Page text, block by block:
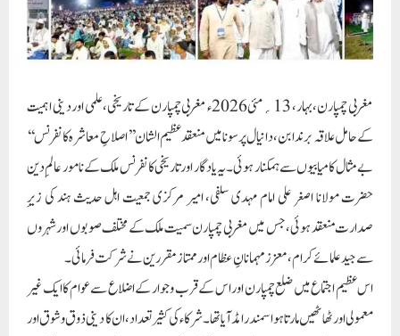
مغربی چمپارن، بہار، 13؍مئی 2026ء مغربی چمپارن کے تاریخی، علمی اور دینی اہمیت
کے حامل علاقہ برندابن، دانیال پرسونا میں منعقد عظیم الشان ’’اصلاحِ معاشرہ کانفرنس‘‘
بے مثال کامیابیوں سے ہمکنار ہوئی۔ یہ یادگار اور تاریخی کانفرنس ملک کے نامور عالمِ دین
حضرت مولانا اصغر علی امام مہدی سلفی، امیر مرکزی جمعیت اہل حدیث ہند کی زیرِ
صدارت منعقد ہوئی، جس میں مغربی چمپارن سمیت ملک کے مختلف صوبوں اور شہروں
سے جید علمائے کرام، معزز مہمانانِ عظام اور ممتاز مقررین نے شرکت فرمائی۔
اس عظیم اجتماع میں ضلع چمپارن اور اس کے قرب و جوار کے اضلاع سے عوام کا ایک غیر
معمولی اور ٹھاٹھیں مارتا ہوا سمندر امڈ آیا تھا۔ شرکاء کی کثیر تعداد، ان کا دینی ذوق و شوق اور